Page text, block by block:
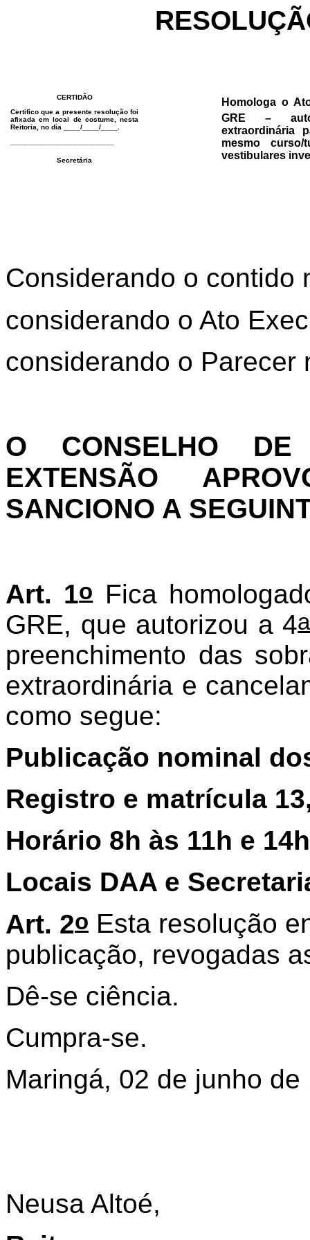
CERTIDÃO
Certifico que a presente resolução foi
afixada em local de costume, nesta
Reitoria, no dia ____/____/____.
Secretária
Homologa o
GRE –
extraordinária
mesmo
vestibulares
Considerando o contido
considerando o Ato
considerando o Parecer
O CONSELHO
EXTENSÃO
SANCIONO A
Art. 1oFica
GRE, que autorizou a 4a
preenchimento das
extraordinária e
como segue:
Publicação nominal
Registro e matrícula
Horário 8h às 11h e
Locais DAA e
Art. 2o Esta resolução
publicação, revogadas
Dê-se ciência.
Cumpra-se.
Maringá, 02 de junho de
Neusa Altoé,